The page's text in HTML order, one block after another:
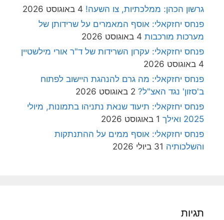
גרשון הכהן: ממלכתיות, צו השעה! 4 באוגוסט 2026
פנחס יחזקאלי: אוסף המאמרים על שרידותן של
מערכות מורכבות 4 באוגוסט 2026
פנחס יחזקאלי: עקרון השרידות של ד"ר אורי מילשטיין
4 באוגוסט 2026
פנחס יחזקאלי: מה גרם להנהגת היישוב לפתוח
ב'סזון' נגד האצ"ל? 2 באוגוסט 2026
פנחס יחזקאלי: תיעוד שנאת נתניהו בתמונות, מיולי
2025 ואילך
1 באוגוסט 2026
פנחס יחזקאלי: אוסף ממים על ההתנתקות
והשלכותיה 31 ביולי 2026
תגיות